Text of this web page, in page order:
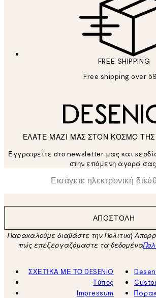
FREE SHIPPING
Free shipping over
ΕΛΑΤΕ ΜΑΖΙ ΜΑΣ ΣΤΟΝ ΚΟΣΜΟ
Εγγραφείτε στο newsletter μας και
στην επόμενη αγορά
Ηλεκτρονική Διεύθυνση
ΑΠΟΣΤΟΛΉ
Παρακαλούμε διαβάστε την Πολιτική
πώς επεξεργαζόμαστε τα δεδομένα
ΣΧΕΤΙΚΑ ΜΕ ΤΟ DESENIO
Τύπος
Impressum